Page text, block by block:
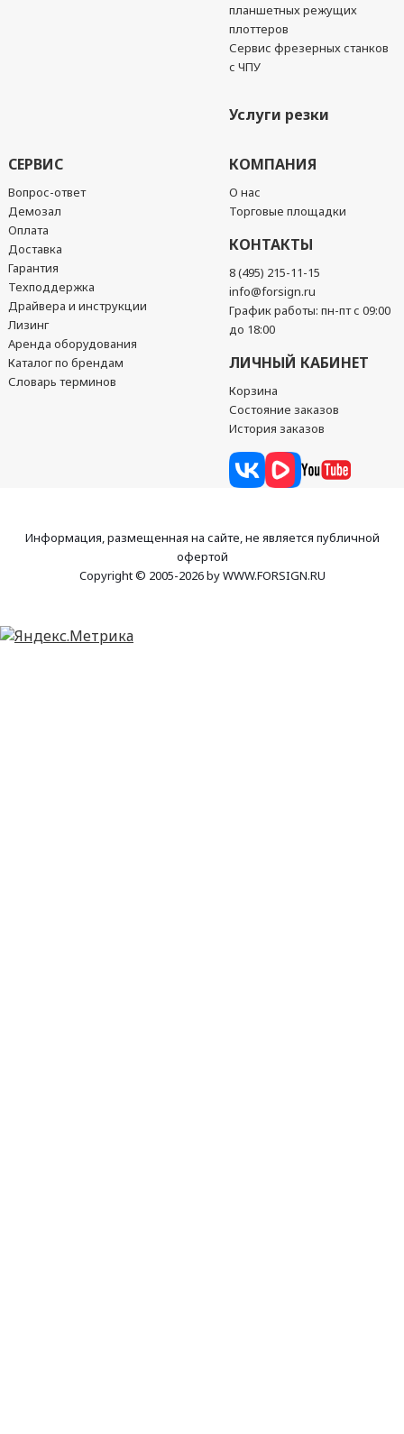
планшетных режущих
плоттеров
Сервис фрезерных станков
с ЧПУ
Услуги резки
СЕРВИС
Вопрос-ответ
Демозал
Оплата
Доставка
Гарантия
Техподдержка
Драйвера и инструкции
Лизинг
Аренда оборудования
Каталог по брендам
Словарь терминов
КОМПАНИЯ
О нас
Торговые площадки
КОНТАКТЫ
8 (495) 215-11-15
info@forsign.ru
График работы: пн-пт с 09:00
до 18:00
ЛИЧНЫЙ КАБИНЕТ
Корзина
Состояние заказов
История заказов
Информация, размещенная на сайте, не является публичной
офертой
Copyright © 2005-2026 by WWW.FORSIGN.RU